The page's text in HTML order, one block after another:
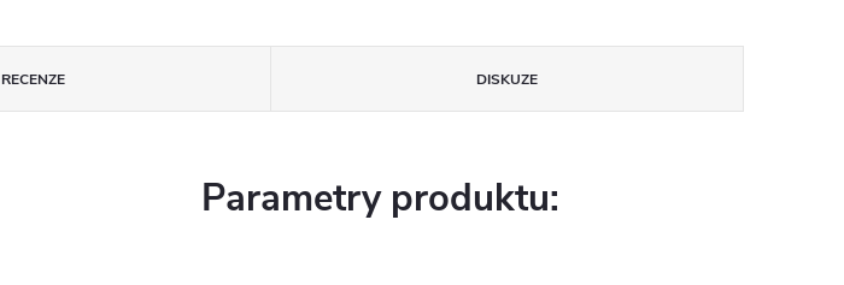
RECENZE DISKUZE
Parametry produktu: